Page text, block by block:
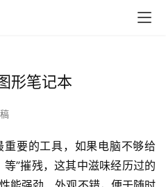
形笔记本
要的工具，如果电脑不够给
”摧残，这其中滋味经历过的